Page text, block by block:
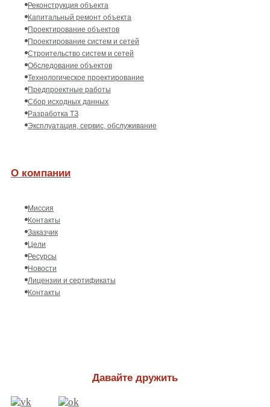
Реконструкция объекта
Капитальный ремонт объекта
Проектирование объектов
Проектирование систем и сетей
Строительство систем и сетей
Обследование объектов
Технологическое проектирование
Предпроектные работы
Сбор исходных данных
Разработка ТЗ
Эксплуатация, сервис, обслуживание
О компании
Миссия
Контакты
Заказчик
Цели
Ресурсы
Новости
Лицензии и сертификаты
Контакты
Давайте дружить